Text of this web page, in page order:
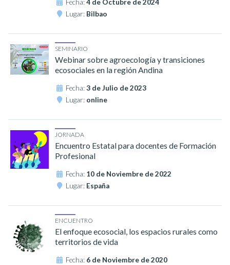
Fecha:4 de Octubre de 2024
Lugar: Bilbao
SEMINARIO
Webinar sobre agroecología y transiciones
ecosociales en la región Andina
Fecha:3 de Julio de 2023
Lugar: online
JORNADA
Encuentro Estatal para docentes de Formación
Profesional
Fecha: 10 de Noviembre de 2022
Lugar: España
ENCUENTRO
El enfoque ecosocial, los espacios rurales como
territorios de vida
Fecha: 6 de Noviembre de 2020